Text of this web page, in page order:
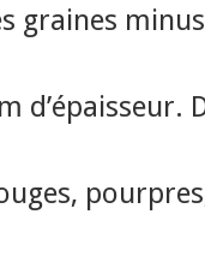
graines
d’épaisseur.